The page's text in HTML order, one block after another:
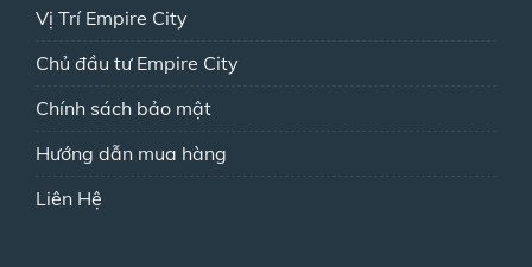
Vị Trí Empire City
Chủ đầu tư Empire City
Chính sách bảo mật
Hướng dẫn mua hàng
Liên Hệ